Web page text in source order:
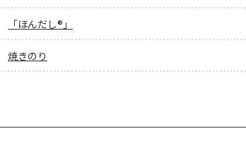
「ほんだし®」
焼きのり